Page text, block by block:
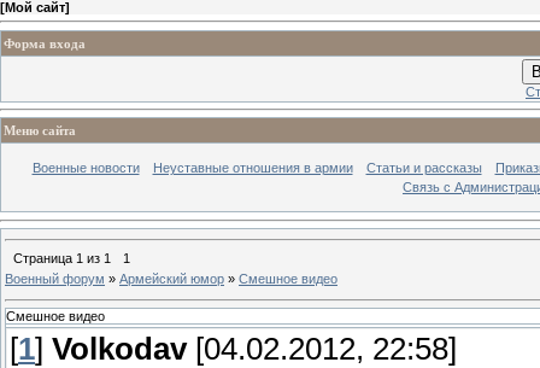
[Мой сайт]
Форма входа
Меню сайта
Военные новости Неуставные отношения в армии Статьи и рассказы
Связь с
Страница 1 из 1
1
Военный форум » Армейский юмор » Смешное видео
Смешное видео
[1] Volkodav[04.02.2012, 22:58]